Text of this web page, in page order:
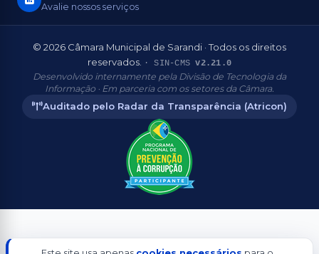
Avalie nossos serviços
© 2026 Câmara Municipal de Sarandi · Todos os direitos
reservados.
· SIN-CMSv2.21.0
Desenvolvido internamente pela Divisão de Tecnologia da
Informação · Em parceria com os setores da Câmara.
Auditado pelo Radar da Transparência (Atricon)
Aderente